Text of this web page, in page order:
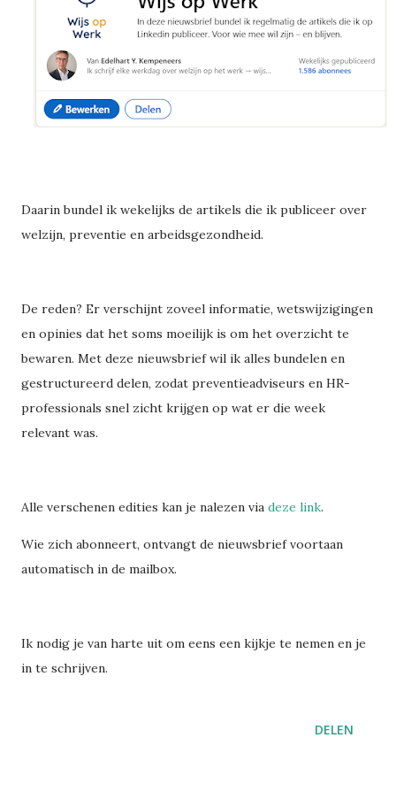
Daarin bundel ik wekelijks de artikels die ik publiceer over
welzijn, preventie en arbeidsgezondheid.
De reden? Er verschijnt zoveel informatie, wetswijzigingen
en opinies dat het soms moeilijk is om het overzicht te
bewaren. Met deze nieuwsbrief wil ik alles bundelen en
gestructureerd delen, zodat preventieadviseurs en HR-
professionals snel zicht krijgen op wat er die week
relevant was.
Alle verschenen edities kan je nalezen via deze link.
Wie zich abonneert, ontvangt de nieuwsbrief voortaan
automatisch in de mailbox.
Ik nodig je van harte uit om eens een kijkje te nemen en je
in te schrijven.
DELEN